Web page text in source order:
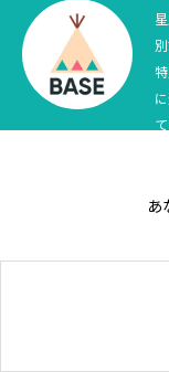
テニス四大大会・
テニス四大大会・五輪
あ